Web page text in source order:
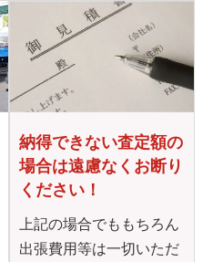
納得できない査定額の
場合は遠慮なくお断り
ください！
上記の場合でももちろん
出張費用等は一切いただ